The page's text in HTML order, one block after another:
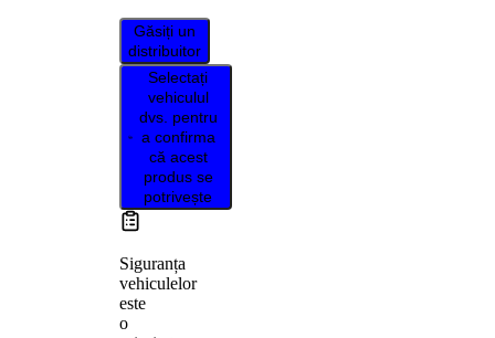
Găsiți un
distribuitor
Selectați
vehiculul
dvs. pentru
a confirma
că acest
produs se
potrivește
Siguranța
vehiculelor
este
o